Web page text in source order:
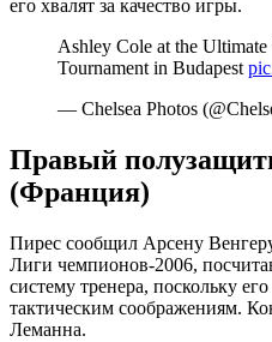
его хвалят за качество игры.
Ashley Cole at the
Tournament in Budapest
— Chelsea Photos
Правый
(Франция)
Пирес сообщил Арсену
Лиги чемпионов-2006,
систему тренера, поскольку
тактическим соображениям.
Леманна.